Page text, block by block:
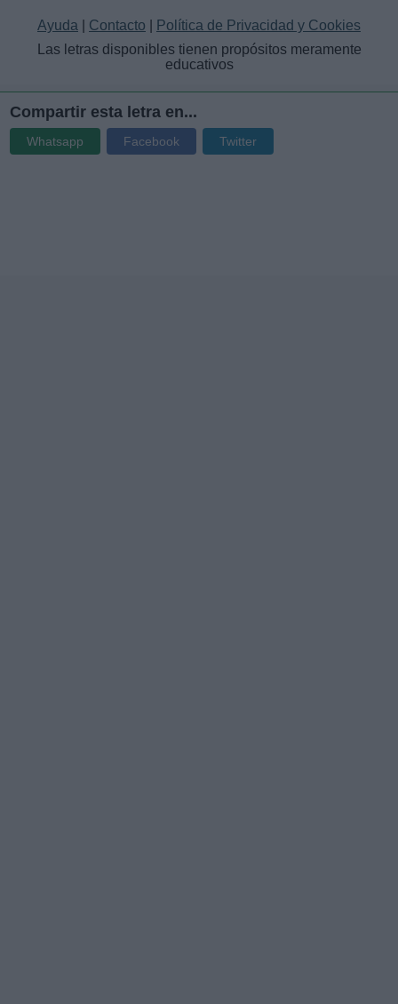
Ayuda Contacto
Política de Privacidad y Cookies
Las letras disponibles tienen propósitos meramente
educativos
Compartir esta letra en...
Whatsapp Facebook Twitter